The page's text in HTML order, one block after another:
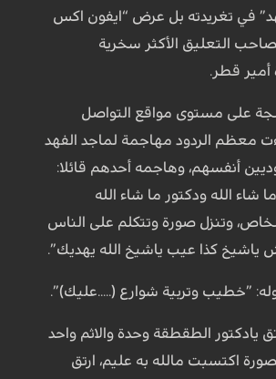
في تغريدته بل عرض “ايفون اكس
التعليق الأكثر سخرية
أمير قطر.
على مستوى مواقع التواصل
معظم الردود مهاجمة لماجد الفهد
أنفسهم، وهاجمه أحدهم قائلا:
الله ودكتور ما شاء الله
وتنزل صورة وتتكلم على الناس
ياشيخ كذا عيب ياشيخ الله يهديك”.
”خطيب وتربية شوارع (.....عليك)”.
يادكتور الطقطقة وحدة والاثم واحد
اكتسبت مالله به عليم، ارتق